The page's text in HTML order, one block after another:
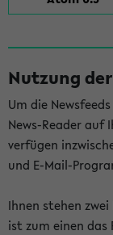
Nutzung
Um die
News-Reader
verfügen
und E-Mail-
Ihnen stehen
ist zum einen das